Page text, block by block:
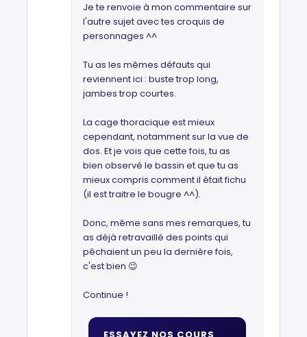
Je te renvoie à mon commentaire sur
l'autre sujet avec tes croquis de
personnages ^^
Tu as les mêmes défauts qui
reviennent ici : buste trop long,
jambes trop courtes.
La cage thoracique est mieux
cependant, notamment sur la vue de
dos. Et je vois que cette fois, tu as
bien observé le bassin et que tu as
mieux compris comment il était fichu
(il est traitre le bougre ^^).
Donc, même sans mes remarques, tu
as déjà retravaillé des points qui
pêchaient un peu la dernière fois,
c'est bien 😉
Continue !